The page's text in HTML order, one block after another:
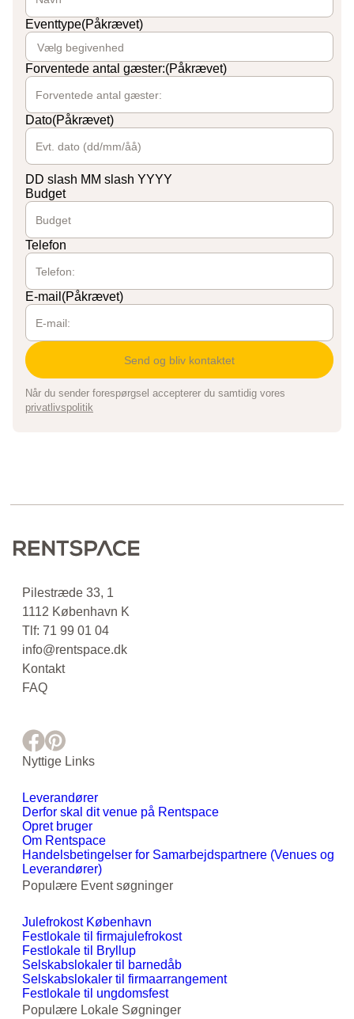
Eventtype(Påkrævet)
Forventede antal gæster:(Påkrævet)
Dato(Påkrævet)
DD slash MM slash YYYY
Budget
Telefon
E-mail (Påkrævet)
Når du sender forespørgsel accepterer du samtidig vores
privatlivspolitik
Pilestræde 33, 1
1112 København K
Tlf: 71 99 01 04
info@rentspace.dk
Kontakt
FAQ
Nyttige Links
Leverandører
Derfor skal dit venue på Rentspace
Opret bruger
Om Rentspace
Handelsbetingelser for Samarbejdspartnere (Venues og
Leverandører)
Populære Event søgninger
Julefrokost København
Festlokale til firmajulefrokost
Festlokale til Bryllup
Selskabslokaler til barnedåb
Selskabslokaler til firmaarrangement
Festlokale til ungdomsfest
Populære Lokale Søgninger